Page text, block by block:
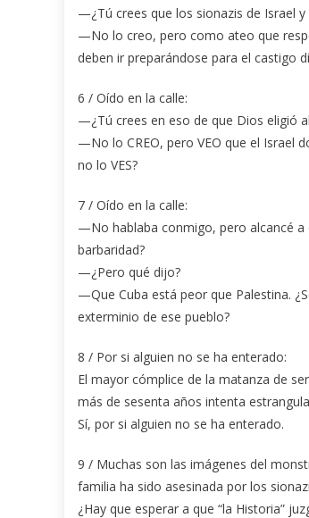
—¿Tú crees que los sionazis de Israel
—No lo creo, pero como ateo que
deben ir preparándose para el castigo
6 / Oído en la calle:
—¿Tú crees en eso de que Dios eligió
—No lo CREO, pero VEO que el Israel
no lo VES?
7 / Oído en la calle:
—No hablaba conmigo, pero alcancé a
barbaridad?
—¿Pero qué dijo?
—Que Cuba está peor que Palestina.
exterminio de ese pueblo?
8 / Por si alguien no se ha enterado:
El mayor cómplice de la matanza de
más de sesenta años intenta
Sí, por si alguien no se ha enterado.
9 / Muchas son las imágenes del
familia ha sido asesinada por los
¿Hay que esperar a que “la Historia”